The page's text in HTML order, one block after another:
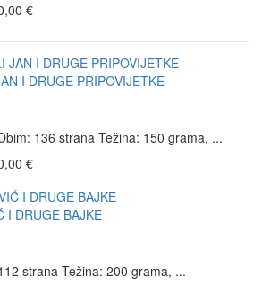
€
I DRUGE PRIPOVIJETKE
136 strana Težina: 150 grama, ...
€
I DRUGE BAJKE
strana Težina: 200 grama, ...